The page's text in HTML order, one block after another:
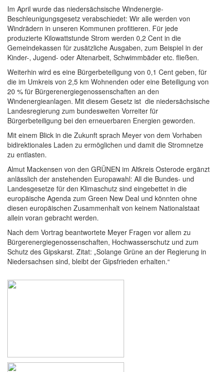
Im April wurde das niedersächsische Windenergie-
Beschleunigungsgesetz verabschiedet: Wir alle werden von
Windrädern in unseren Kommunen profitieren. Für jede
produzierte Kilowattstunde Strom werden 0,2 Cent in die
Gemeindekassen für zusätzliche Ausgaben, zum Beispiel in der
Kinder-, Jugend- oder Altenarbeit, Schwimmbäder etc. fließen.
Weiterhin wird es eine Bürgerbeteiligung von 0,1 Cent geben, für
die im Umkreis von 2,5 km Wohnenden oder eine Beteiligung von
20 % für Bürgerenergiegenossenschaften an den
Windenergieanlagen. Mit diesem Gesetz ist die niedersächsische
Landesregierung zum bundesweiten Vorreiter für
Bürgerbeteiligung bei den erneuerbaren Energien geworden.
Mit einem Blick in die Zukunft sprach Meyer von dem Vorhaben
bidirektionales Laden zu ermöglichen und damit die Stromnetze
zu entlasten.
Almut Mackensen von den GRÜNEN im Altkreis Osterode ergänzt
anlässlich der anstehenden Europawahl: All die Bundes- und
Landesgesetze für den Klimaschutz sind eingebettet in die
europäische Agenda zum Green New Deal und könnten ohne
diesen europäischen Zusammenhalt von keinem Nationalstaat
allein voran gebracht werden.
Nach dem Vortrag beantwortete Meyer Fragen vor allem zu
Bürgerenergiegenossenschaften, Hochwasserschutz und zum
Schutz des Gipskarst. Zitat: „Solange Grüne an der Regierung in
Niedersachsen sind, bleibt der Gipsfrieden erhalten.“